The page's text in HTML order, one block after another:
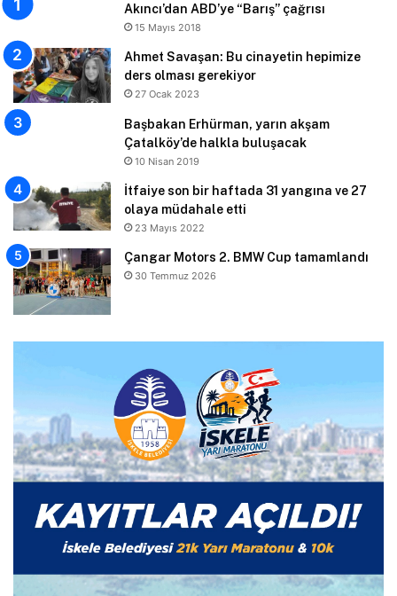
Akıncı’dan ABD’ye “Barış” çağrısı
15 Mayıs 2018
Ahmet Savaşan: Bu cinayetin hepimize
ders olması gerekiyor
27 Ocak 2023
Başbakan Erhürman, yarın akşam
Çatalköy’de halkla buluşacak
10 Nisan 2019
İtfaiye son bir haftada 31 yangına ve 27
olaya müdahale etti
23 Mayıs 2022
Çangar Motors 2. BMW Cup tamamlandı
30 Temmuz 2026